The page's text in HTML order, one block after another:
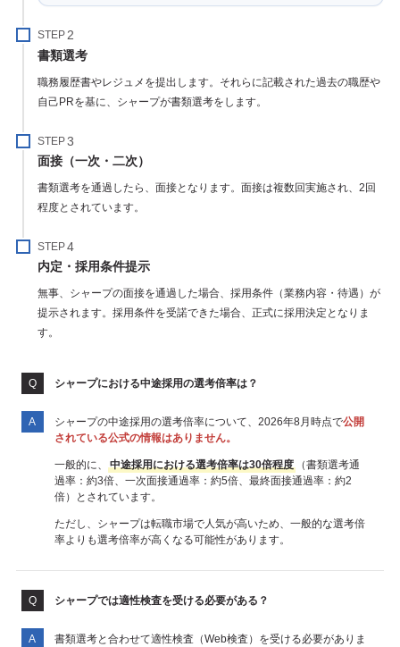
STEP
書類選考
職務履歴書やレジュメを提出します。それらに記載された過去の職歴や
自己PRを基に、シャープが書類選考をします。
STEP
面接（一次・二次）
書類選考を通過したら、面接となります。面接は複数回実施され、2回
程度とされています。
STEP
内定・採用条件提示
無事、シャープの面接を通過した場合、採用条件（業務内容・待遇）が
提示されます。採用条件を受諾できた場合、正式に採用決定となりま
す。
シャープにおける中途採用の選考倍率は？
シャープの中途採用の選考倍率について、2026年8月時点で公開
されている公式の情報はありません。
一般的に、 中途採用における選考倍率は30倍程度（書類選考通
過率：約3倍、一次面接通過率：約5倍、最終面接通過率：約2
倍）とされています。
ただし、シャープは転職市場で人気が高いため、一般的な選考倍
率よりも選考倍率が高くなる可能性があります。
シャープでは適性検査を受ける必要がある？
書類選考と合わせて適性検査（Web検査）を受ける必要がありま